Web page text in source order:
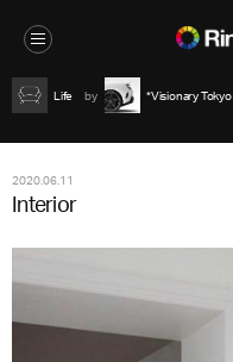
Life *Visionary Tokyo
2020.06.11
Interior